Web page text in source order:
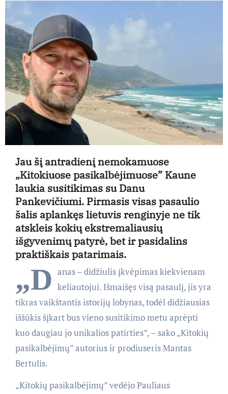
Jau šį antradienį nemokamuose
„Kitokiuose pasikalbėjimuose” Kaune
laukia susitikimas su Danu
Pankevičiumi. Pirmasis visas pasaulio
šalis aplankęs lietuvis renginyje ne tik
atskleis kokių ekstremaliausių
išgyvenimų patyrė, bet ir pasidalins
praktiškais patarimais.
„D anas – didžiulis įkvėpimas kiekvienam
keliautojui. Išmaišęs visą pasaulį, jis yra
tikras vaikštantis istorijų lobynas, todėl didžiausias
iššūkis šįkart bus vieno susitikimo metu aprėpti
kuo daugiau jo unikalios patirties”, – sako „Kitokių
pasikalbėjimų” autorius ir prodiuseris Mantas
Bertulis.
„Kitokių pasikalbėjimų” vedėjo Pauliaus